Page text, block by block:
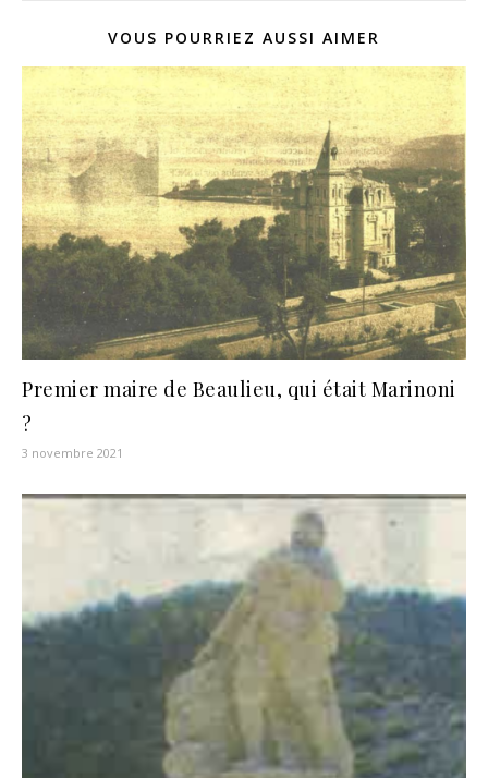
VOUS POURRIEZ AUSSI AIMER
Premier maire de Beaulieu, qui était Marinoni
?
3 novembre 2021